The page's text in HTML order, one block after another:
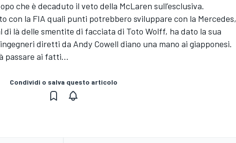
che è decaduto il veto della McLaren sull’esclusiva.
con la FIA quali punti potrebbero sviluppare con la Mercedes,
di là delle smentite di facciata di Toto Wolff, ha dato la sua
diretti da Andy Cowell diano una mano ai giapponesi.
passare ai fatti…
Condividi o salva questo articolo